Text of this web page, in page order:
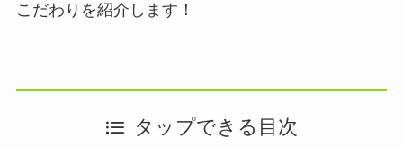
こだわりを紹介します！
タップできる目次